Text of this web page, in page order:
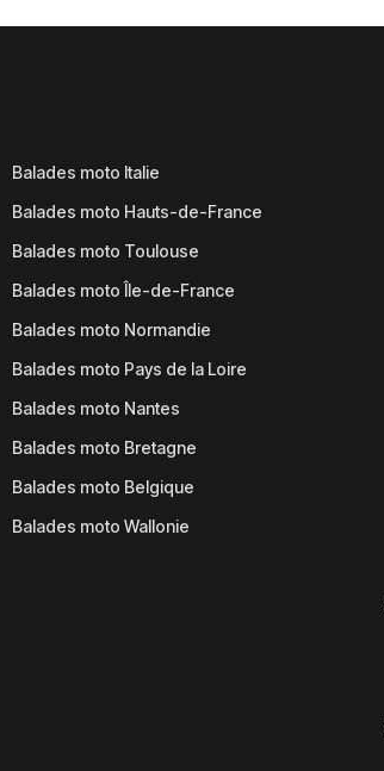
Balades moto Italie
Balades moto Hauts-de-France
Balades moto Toulouse
Balades moto Île-de-France
Balades moto Normandie
Balades moto Pays de la Loire
Balades moto Nantes
Balades moto Bretagne
Balades moto Belgique
Balades moto Wallonie